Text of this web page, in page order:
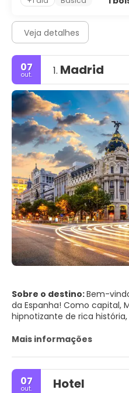
Veja detalhes
07
out. 1. Madrid
Sobre o destino:Bem-
da Espanha! Como capital,
hipnotizante de rica
arte, um aficionado por
uma infinidade de
dúvida, cativarão seus
Mais informações
07
out. Hotel